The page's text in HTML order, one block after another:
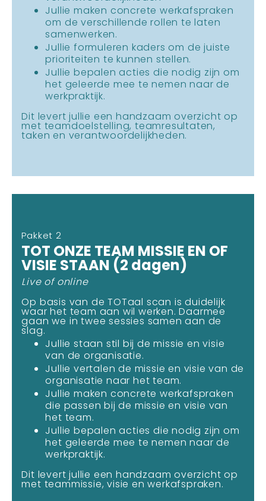
Jullie maken concrete werkafspraken
om de verschillende rollen te laten
samenwerken.
Jullie formuleren kaders om de juiste
prioriteiten te kunnen stellen.
Jullie bepalen acties die nodig zijn om
het geleerde mee te nemen naar de
werkpraktijk.
Dit levert jullie een handzaam overzicht op
met teamdoelstelling, teamresultaten,
taken en verantwoordelijkheden.
Pakket 2
TOT ONZE TEAM MISSIE EN OF
VISIE STAAN (2 dagen)
Live of online
Op basis van de TOTaal scan is duidelijk
waar het team aan wil werken. Daarmee
gaan we in twee sessies samen aan de
slag.
Jullie staan stil bij de missie en visie
van de organisatie.
Jullie vertalen de missie en visie van de
organisatie naar het team.
Jullie maken concrete werkafspraken
die passen bij de missie en visie van
het team.
Jullie bepalen acties die nodig zijn om
het geleerde mee te nemen naar de
werkpraktijk.
Dit levert jullie een handzaam overzicht op
met teammissie, visie en werkafspraken.